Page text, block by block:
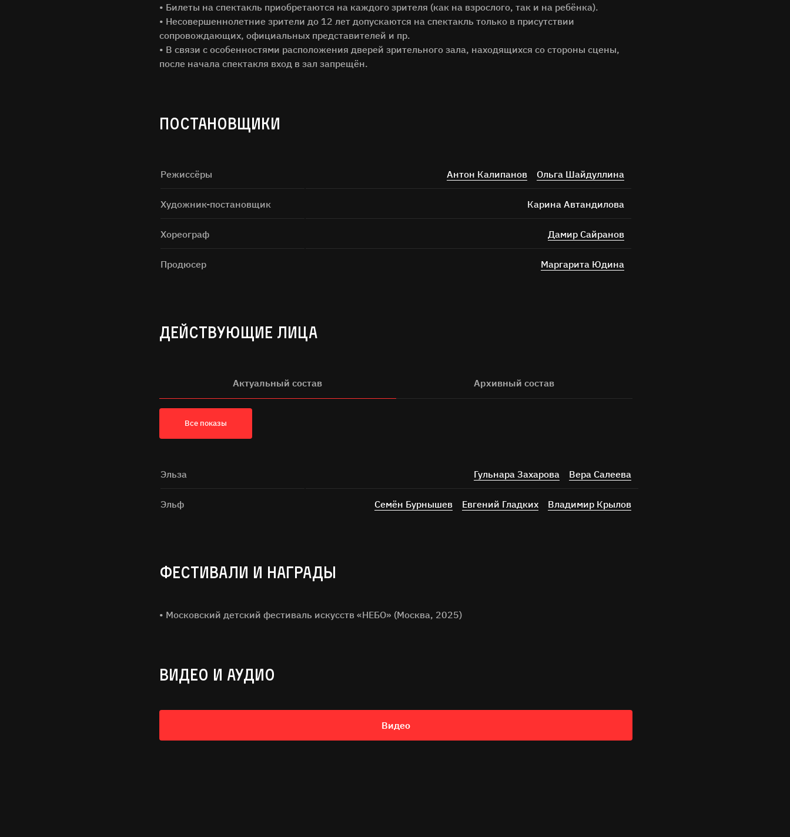
Поиск
• Билеты на спектакль приобретаются на каждого зрителя (как на взрослого, так и на ребёнка).
• Несовершеннолетние зрители до 12 лет допускаются на спектакль только в присутствии
сопровождающих, официальных представителей и пр.
• В связи с особенностями расположения дверей зрительного зала, находящихся со стороны сцены,
после начала спектакля вход в зал запрещён.
ПОСТАНОВЩИКИ
Режиссёры Антон Калипанов Ольга Шайдуллина
Художник-постановщик Карина Автандилова
Хореограф Дамир Сайранов
Продюсер Маргарита Юдина
ДЕЙСТВУЮЩИЕ ЛИЦА
Актуальный состав Архивный состав
Все показы
Эльза Гульнара Захарова Вера Салеева
Эльф Семён Бурнышев Евгений Гладких Владимир Крылов
ФЕСТИВАЛИ И НАГРАДЫ
• Московский детский фестиваль искусств «НЕБО» (Москва, 2025)
ВИДЕО И АУДИО
Видео
ОТЗЫВ
Email